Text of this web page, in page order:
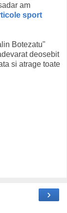
am
sport
Botezatu"
deosebit
si atrage toate
›